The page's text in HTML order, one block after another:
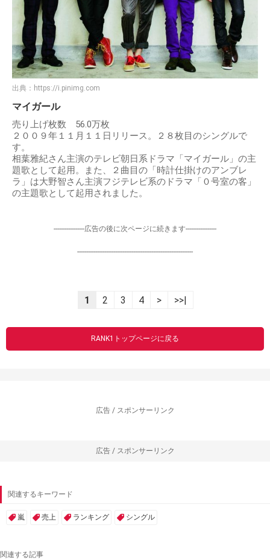
出典： https://i.pinimg.com
マイガール
売り上げ枚数 56.0万枚
２００９年１１月１１日リリース。２８枚目のシングルで
す。
相葉雅紀さん主演のテレビ朝日系ドラマ「マイガール」の主
題歌として起用。また、２曲目の「時計仕掛けのアンブレ
ラ」は大野智さん主演フジテレビ系のドラマ「０号室の客」
の主題歌として起用されました。
-----------------広告の後に次ページに続きます-----------------
----------------------------------------------------------------
1 2 3 4 > >>|
RANK1トップページに戻る
広告 / スポンサーリンク
広告 / スポンサーリンク
関連するキーワード
嵐 売上 ランキング シングル
関連する記事